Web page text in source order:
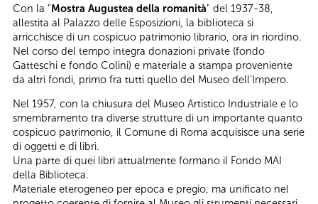
Con la "Mostra Augustea della romanità" del 1937-38,
allestita al Palazzo delle Esposizioni, la biblioteca si
arricchisce di un cospicuo patrimonio librario, ora in riordino.
Nel corso del tempo integra donazioni private (fondo
Gatteschi e fondo Colini) e materiale a stampa proveniente
da altri fondi, primo fra tutti quello del Museo dell'Impero.
Nel 1957, con la chiusura del Museo Artistico Industriale e lo
smembramento tra diverse strutture di un importante quanto
cospicuo patrimonio, il Comune di Roma acquisisce una serie
di oggetti e di libri.
Una parte di quei libri attualmente formano il Fondo MAI
della Biblioteca.
Materiale eterogeneo per epoca e pregio, ma unificato nel